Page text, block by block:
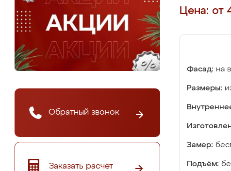
Обратный звонок
Заказать расчёт
Цена: от
Фасад: на
Размеры:
Замер:
Подъём: